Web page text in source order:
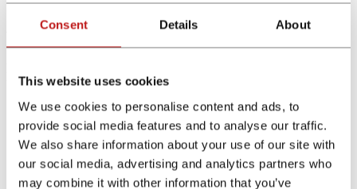
Consent Details About
This website uses cookies
We use cookies to personalise content and ads, to
provide social media features and to analyse our traffic.
We also share information about your use of our site with
our social media, advertising and analytics partners who
may combine it with other information that you’ve
Avantages du produit
produit pour les utilisateurs.
Linxea propose 4 contrats d'assurance vie à frais réduits :
Linxea Avenir 2 (Suravenir), Linxea Spirit 2 (Spirica), Linxea
Vie (Generali) et Linxea Zen (Apicil).
Linxea propose également 3 contrats PER, la gamme la plus
complète du marché : Linxea Spirit PER, Linxea PER et
Suravenir PER.